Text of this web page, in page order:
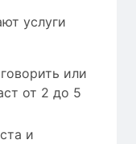
услуги
или
от 2 до 5
и